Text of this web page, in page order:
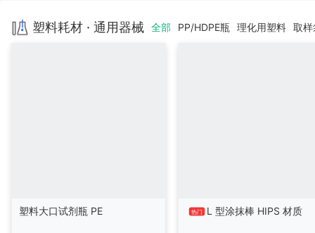
塑料耗材 · 通用器械 全部 PP/HDPE瓶 理化用塑料 取样
塑料大口试剂瓶 PE 热门 L 型涂抹棒 HIPS 材质